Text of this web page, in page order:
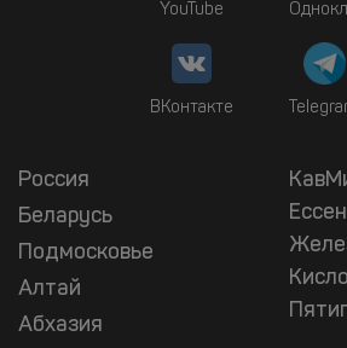
YouTube
ВКонтакте
Россия
Беларусь
Подмосковье
Алтай
Абхазия